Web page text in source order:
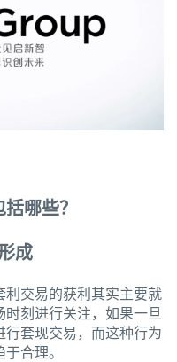
哪些？
成
利交易的获利其实主要就
时刻进行关注，如果一旦
行套现交易，而这种行为
合理。